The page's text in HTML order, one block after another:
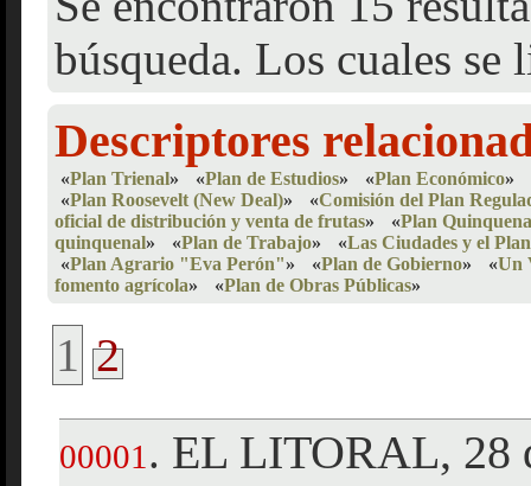
búsqueda. Los cuales se
Descriptores
«Plan Trienal» «Plan de Estudios» «Plan Económico»
«Plan Roosevelt (New Deal)» «Comisión del Plan
oficial de distribución y venta de frutas» «Plan
quinquenal» «Plan de Trabajo» «Las Ciudades y el
«Plan Agrario "Eva Perón"» «Plan de Gobierno» «Un
fomento agrícola» «Plan de Obras Públicas»
1 2
00001 . EL LITORAL, 28